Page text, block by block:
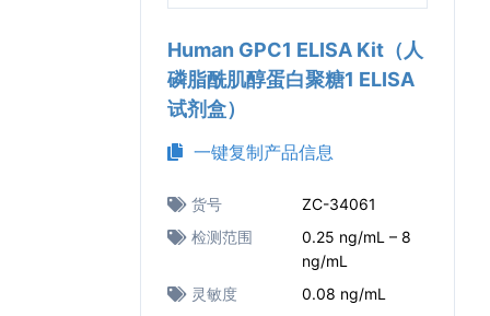
Human GPC1 ELISA Kit（人
磷脂酰肌醇蛋白聚糖1 ELISA
试剂盒）
一键复制产品信息
货号
ZC-34061
检测范围
0.25 ng/mL – 8
ng/mL
灵敏度
0.08 ng/mL